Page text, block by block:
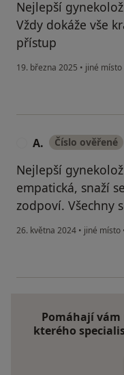
Nejlepší
Vždy dokáže vše
přístup
19. března 2025 • jiné místo
A. Číslo ověřené
Nejlepší
empatická, snaží
zodpoví. Všechny
26. května 2024 • jiné místo
Pomáhají
kterého